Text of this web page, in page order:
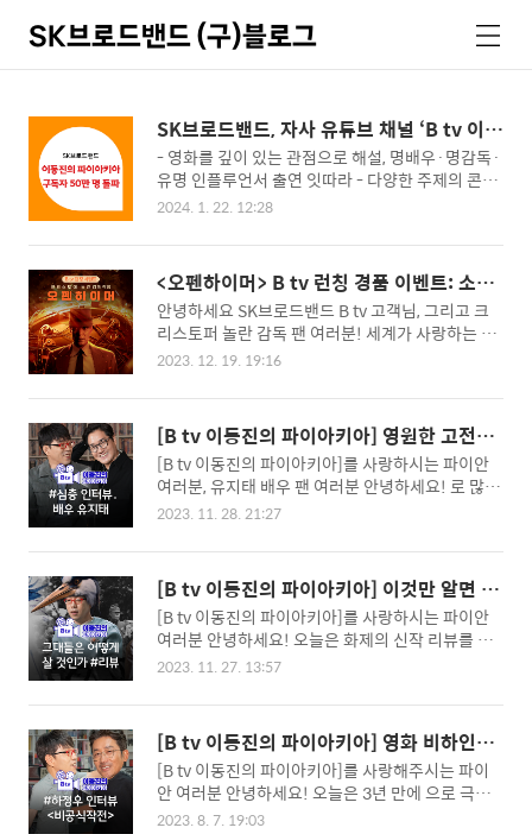
SK브로드밴드 (구)블로그
색
메
뉴
SK브로드밴드, 자사 유튜브 채널 ‘B tv 이동
진의 파이아키아’ 구독자 50만 명 돌파
- 영화를 깊이 있는 관점으로 해설, 명배우·명감독·
유명 인플루언서 출연 잇따라 - 다양한 주제의 콘텐
츠 제작... 고객 반응 185만, 누적 조회수 7500만 뷰
도서관장상 수상 SK브로드밴드(대표이사 사장 : 박
진효, www.skbroadband.com)는 자사 유튜브
채널인 ‘B tv 이동진의 파이아키아’가 구독자 50만
명을 돌파했다고 21일 밝혔다. ‘B tv 이동진의 파이
아키아’는 영화평론가 이동진이 영화를 깊고 다양한
관점으로 해설하는 프로그램이다. SK브로드밴드는
+공유) 185만, 누적 조회수 7500만 뷰를 달성, 자사
유튜브 채널의 성장을 견인했다고 설명했다. 지난해
12월 문화체육관광..
2024. 1. 22. 12:28
<오펜하이머> B tv 런칭 경품 이벤트: 소장
하시면 전원 미공개 영상에 경품 추첨의 행
운이!
안녕하세요 SK브로드밴드 B tv 고객님, 그리고 크
리스토퍼 놀란 감독 팬 여러분! 세계가 사랑하는 거
장 크리스토퍼 놀란 감독의 새로운 도전! 영화 를 이
B tv에서 를 소장하시는 고객님께는 추첨을 통해 선
물도 드린다는 사실! B tv 런칭 이벤트와 영화 에 대
해 지금 함께 알아볼까요? # B tv 런칭 이벤트 12월
13일 수요일부터 12월 26일 화요일까지, B tv에서
영화 를 소장하세요! 구매하신 모든 고객님께 72분
분량의 미공개 영상을 제공하며, 추첨을 통해 아르
초콜릿을 드립니다! 더욱 압도적인 경험을 원하신
다면 TV에서 UHD 화질의 VOD를 이용해 보세요. U
HD 화질 소장 시에도 런..
2023. 12. 19. 19:16
[B tv 이동진의 파이아키아] 영원한 고전이
될 두 작품 <봄날은 간다>, <올드보이> | 유
지태 인터뷰
[B tv 이동진의 파이아키아]를 사랑하시는 파이안
여러분, 유지태 배우 팬 여러분 안녕하세요! 로 많은
사랑을 받고 있는 유지태 배우를 [B tv 이동진의 파
겠지만, 세월이 지나도 찾아볼 것 같은 두 작품을 알
아보려고 해요. 가 2001년, 는 2003년 작품으로 20
년 정도의 세월이 지났습니다. 이동진 평론가는 한
국 영화의 전성기를 묻는 말에 창의력이 뛰어났던 2
003년을 답한다고 해요. 유지태 배우는 한국 영화
의 전성기를 피부로 느꼈던 자신이 복이 많은 배우
기, 2003년 개봉한 에 대해 더 깊게 알아볼까요? #
올드보이 이동진 평론가는 과 함께 가장 많이 알려
진 한국 영화가 라고 말했습니다. 감독 유지..
2023. 11. 28. 21:27
[B tv 이동진의 파이아키아] 이것만 알면 난
해하지 않다! <그대들은 어떻게 살 것인가>
심층 리뷰
[B tv 이동진의 파이아키아]를 사랑하시는 파이안
여러분 안녕하세요! 오늘은 화제의 신작 리뷰를 준
비했습니다. 이동진 평론가는 많은 사람이 이 이야
요, 영화를 바라보는 몇 가지 틀을 세워 를 쉽게 알아
볼까요? #감독의 자전적인 요소 영화 는 2차 세계대
전 말기를 다루고 있습니다. 이동진 평론가는 감독
‘미야자키 하야오’와 주인공 ‘마히토’가 전기적으로
겹친다고 말했어요. 스토리의 진행을 위해 당시 감
독의 나이인 3살보다 8살 많은 11살로 설정한 것 같
2023. 11. 27. 13:57
[B tv 이동진의 파이아키아] 영화 비하인드
부터 능청스러운 연기 비법까지! <비공식작
전> 하정우 배우 인터뷰
[B tv 이동진의 파이아키아]를 사랑해주시는 파이
안 여러분 안녕하세요! 오늘은 3년 만에 으로 극장
에 돌아온 하정우 배우를 파이아키아에 모셨습니다.
2023. 8. 7. 19:03